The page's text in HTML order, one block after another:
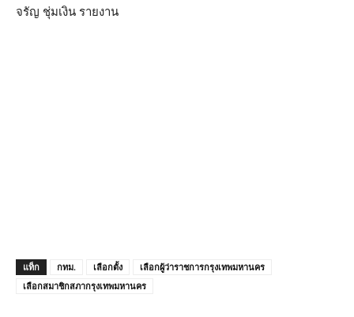
จรัญ ชุ่มเงิน รายงาน
แท็ก กทม. เลือกตั้ง
เลือกผู้ว่าราชการกรุงเทพมหานคร
เลือกสมาชิกสภากรุงเทพมหานคร